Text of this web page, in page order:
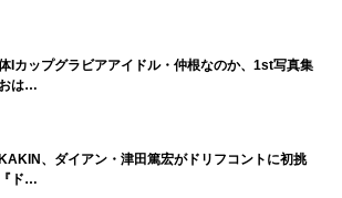
Iカップグラビアアイドル・仲根なのか、1st写真集
おは…
、ダイアン・津田篤宏がドリフコントに初挑
ド…